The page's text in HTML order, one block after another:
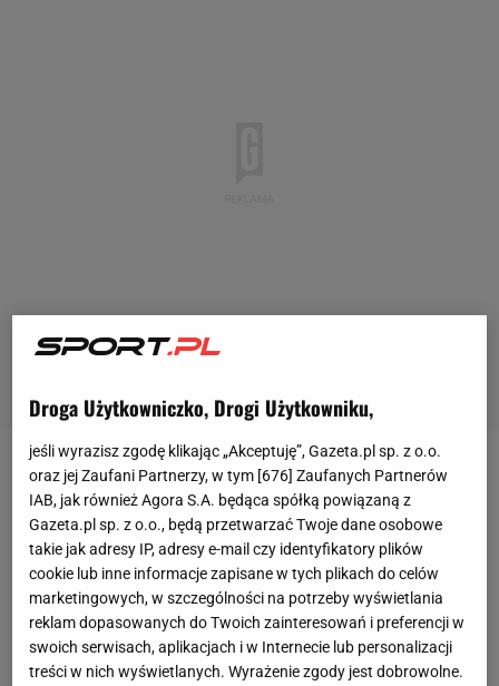
Informacja dotarła do nas we wtorkowe popołudnie.
Unia EuropejskadopisałaRomana Abramowicza
listy osób, których aktywa zostały zamrożone, a
podróże zakazane. To działania podjęte po
bestialskim ataku Rosji na Ukrainę. UE pisze w
uzasadnieniu, że Abramowicz "ma uprzywilejowany
dostęp do (rosyjskiego) prezydenta i ma z nim
Droga Użytkowniczko, Drogi Użytkowniku,
jeśli wyrazisz zgodę klikając „Akceptuję”, Gazeta.pl sp. z o.o.
oraz jej Zaufani Partnerzy, w tym [676] Zaufanych Partnerów
IAB, jak również Agora S.A. będąca spółką powiązaną z
Gazeta.pl sp. z o.o., będą przetwarzać Twoje dane osobowe
takie jak adresy IP, adresy e-mail czy identyfikatory plików
cookie lub inne informacje zapisane w tych plikach do celów
marketingowych, w szczególności na potrzeby wyświetlania
reklam dopasowanych do Twoich zainteresowań i preferencji w
swoich serwisach, aplikacjach i w Internecie lub personalizacji
treści w nich wyświetlanych. Wyrażenie zgody jest dobrowolne.